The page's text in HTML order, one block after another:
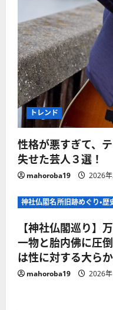
トレンド
性格が悪すぎて、
失せた芸人３選！
mahoroba19 2026
神社仏閣名所旧跡めぐり・歴
【神社仏閣巡り】
一物と胎内佛に圧
は性に対する大ら
mahoroba19 2026